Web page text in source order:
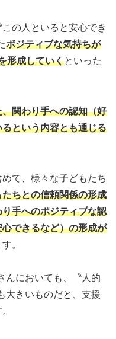
の人といると安心でき
ポジティブな気持ちが
形成していくといった
関わり手への認知（好
という内容とも通じる
て、様々な子どもたち
たちとの信頼関係の形成
手へのポジティブな認
できるなど）の形成が
。
んにおいても、〝人的
大きいものだと、支援